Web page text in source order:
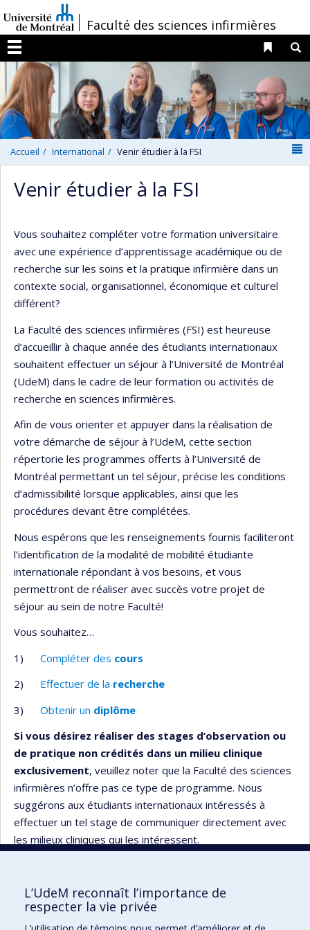
au
contenu
/Faculté des sciences infirmières
Menu
Liens
Accueil International Venir étudier à la FSI
Venir étudier à la FSI
Vous souhaitez compléter votre formation universitaire
avec une expérience d’apprentissage académique ou de
recherche sur les soins et la pratique infirmière dans un
contexte social, organisationnel, économique et culturel
différent?
La Faculté des sciences infirmières (FSI) est heureuse
d’accueillir à chaque année des étudiants internationaux
souhaitent effectuer un séjour à l’Université de Montréal
(UdeM) dans le cadre de leur formation ou activités de
recherche en sciences infirmières.
Afin de vous orienter et appuyer dans la réalisation de
votre démarche de séjour à l’UdeM, cette section
répertorie les programmes offerts à l’Université de
Montréal permettant un tel séjour, précise les conditions
d’admissibilité lorsque applicables, ainsi que les
procédures devant être complétées.
Nous espérons que les renseignements fournis faciliteront
l’identification de la modalité de mobilité étudiante
internationale répondant à vos besoins, et vous
permettront de réaliser avec succès votre projet de
séjour au sein de notre Faculté!
Vous souhaitez…
1) Compléter des cours
2)
Effectuer de la recherche
3) Obtenir un diplôme
Si vous désirez réaliser des stages d’observation ou
de pratique non crédités dans un milieu clinique
exclusivement, veuillez noter que la Faculté des sciences
infirmières n’offre pas ce type de programme. Nous
suggérons aux étudiants internationaux intéressés à
effectuer un tel stage de communiquer directement avec
les milieux cliniques qui les intéressent.
Faculté des sciences infirmières
L’UdeM reconnaît l’importance de
respecter la vie privée